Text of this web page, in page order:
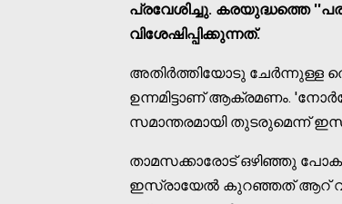
പ്രവേശിച്ചു. കരയുദ്ധത്തെ
വിശേഷിപ്പിക്കുന്നത്.
അതിര്‍ത്തിയോടു ചേര്‍ന്നുള്ള
ഉന്നമിട്ടാണ് ആക്രമണം.
സമാന്തരമായി
താമസക്കാരോട് ഒഴിഞ്ഞു
ഇസ്രായേല്‍ കുറഞ്ഞത് ആറ്